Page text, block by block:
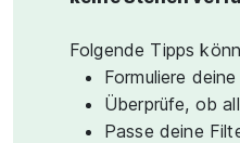
Folgende Tipps
Formuliere
Überprüfe, ob
Passe deine